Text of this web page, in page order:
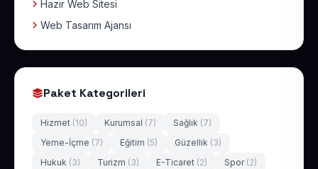
Hazır Web Sitesi
Web Tasarım Ajansı
Paket Kategorileri
Hizmet (10) Kurumsal (7) Sağlık (7)
Yeme-İçme (7) Eğitim (5) Güzellik (3)
Hukuk (3) Turizm (3) E-Ticaret (2) Spor (2)